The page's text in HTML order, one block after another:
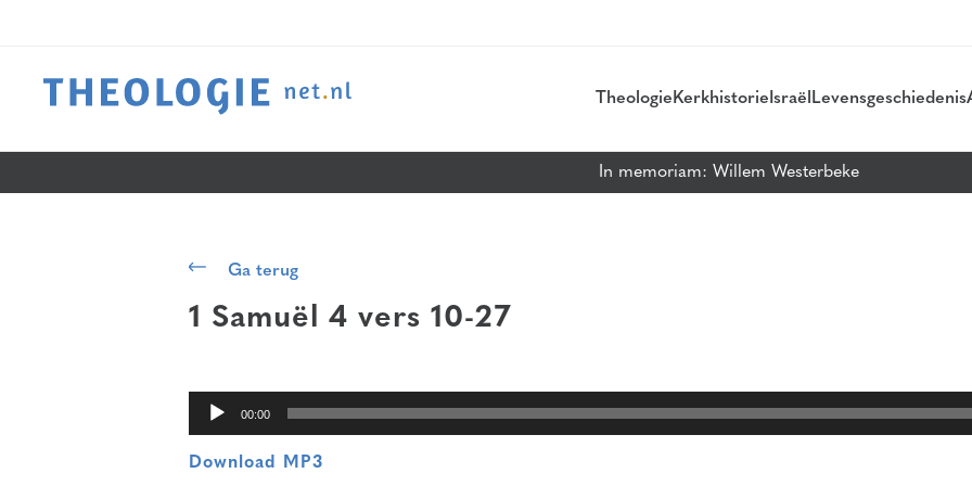
Theologie Kerkhistorie Israël Levensgeschiedenis
In memoriam: Willem Westerbeke
Ga terug
1 Samuël 4 vers 10-27
00:00
Download MP3